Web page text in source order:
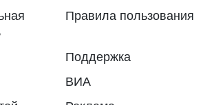
Правила пользования
Поддержка
ВИА